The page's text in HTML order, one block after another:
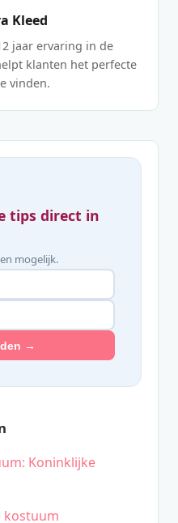
Kleed
jaar ervaring in de
klanten het perfecte
vinden.
tips direct in
mogelijk.
→
Koninklijke
kostuum